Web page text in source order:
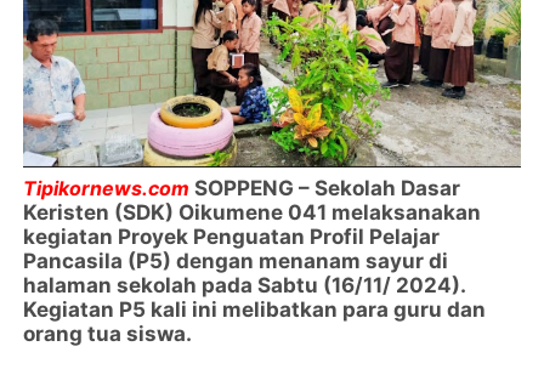
Tipikornews.com SOPPENG – Sekolah Dasar
Keristen (SDK) Oikumene 041 melaksanakan
kegiatan Proyek Penguatan Profil Pelajar
Pancasila (P5) dengan menanam sayur di
halaman sekolah pada Sabtu (16/11/ 2024).
Kegiatan P5 kali ini melibatkan para guru dan
orang tua siswa.